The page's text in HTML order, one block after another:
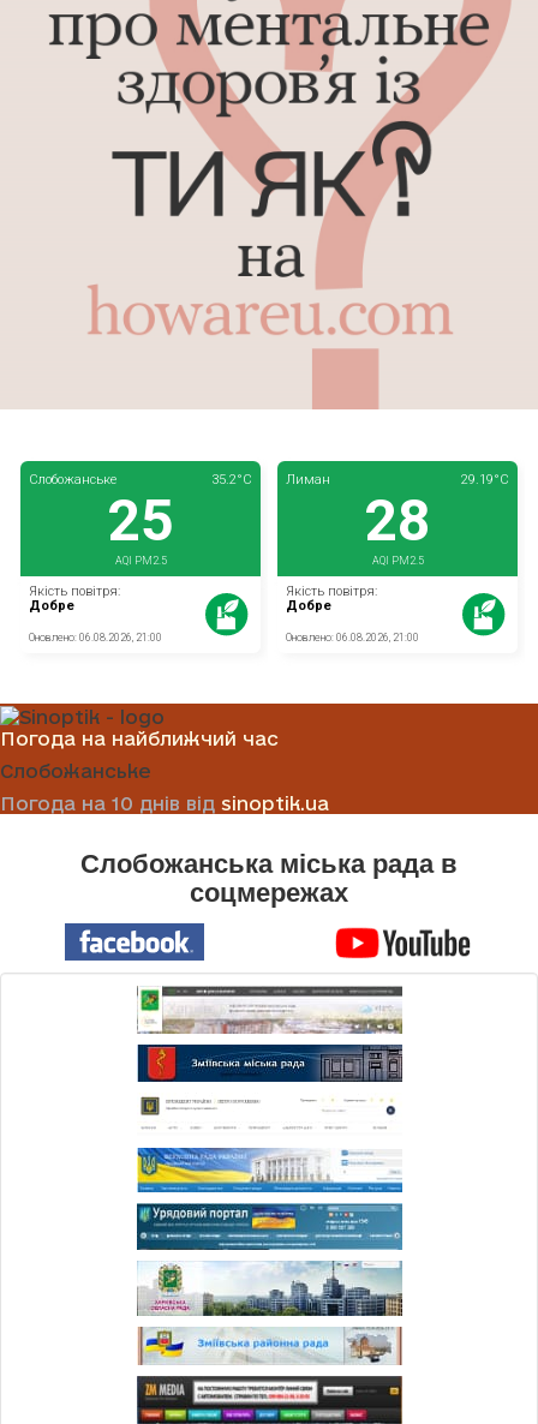
Погода на найближчий час
Слобожанське
Погода на 10 днів від sinoptik.ua
Слобожанська міська рада в
соцмережах